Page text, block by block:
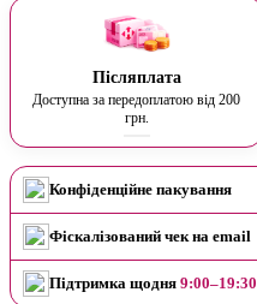
Післяплата
Доступна за передоплатою від 200
грн.
Конфіденційне пакування
Фіскалізований чек на email
Підтримка щодня 9:00–19:30